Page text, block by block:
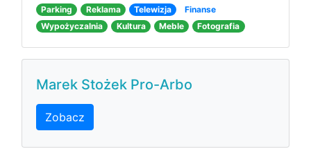
Parking
Reklama Telewizja
Finanse
Wypożyczalnia
Kultura Meble Fotografia
Marek Stożek Pro-Arbo
Zobacz